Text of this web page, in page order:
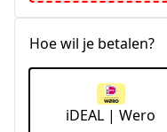
Hoe wil je betalen?
iDEAL | Wero